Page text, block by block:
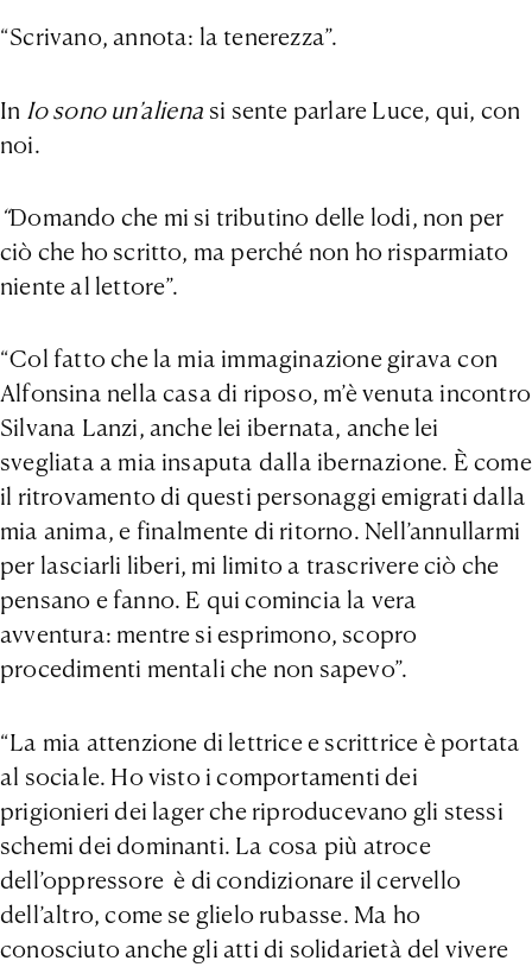
“Scrivano, annota: la tenerezza”.
In Io sono un’alienasi sente parlare Luce, qui, con
noi.
“Domando che mi si tributino delle lodi, non per
ciò che ho scritto, ma perché non ho risparmiato
niente al lettore”.
“Col fatto che la mia immaginazione girava con
Alfonsina nella casa di riposo, m’è venuta incontro
Silvana Lanzi, anche lei ibernata, anche lei
svegliata a mia insaputa dalla ibernazione. È come
il ritrovamento di questi personaggi emigrati dalla
mia anima, e finalmente di ritorno. Nell’annullarmi
per lasciarli liberi, mi limito a trascrivere ciò che
pensano e fanno. E qui comincia la vera
avventura: mentre si esprimono, scopro
procedimenti mentali che non sapevo”.
“La mia attenzione di lettrice e scrittrice è portata
al sociale. Ho visto i comportamenti dei
prigionieri dei lager che riproducevano gli stessi
schemi dei dominanti. La cosa più atroce
dell’oppressore è di condizionare il cervello
dell’altro, come se glielo rubasse. Ma ho
conosciuto anche gli atti di solidarietà del vivere